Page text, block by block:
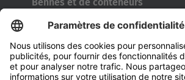
Outils de l’industrie pneumatique
Transporteur de bobines
Portes et fenêtres